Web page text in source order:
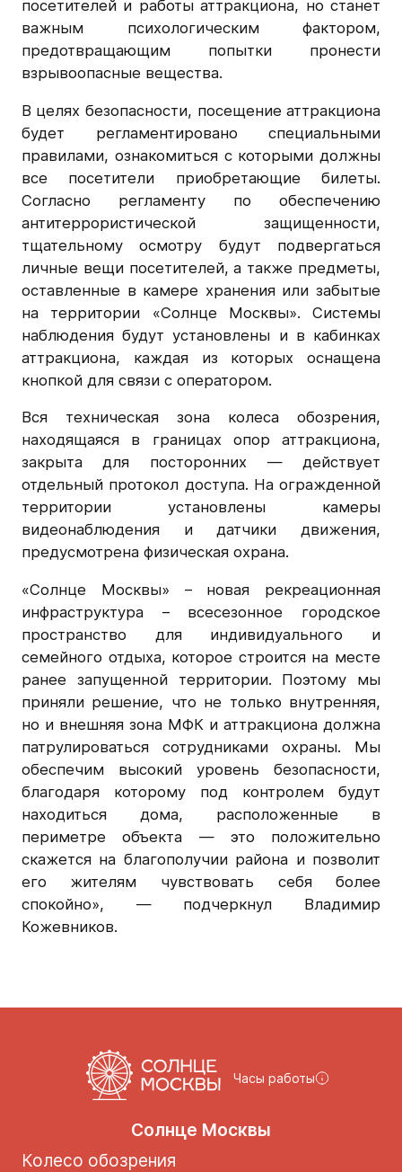
посетителей и работы аттракциона, но станет
важным психологическим фактором,
предотвращающим попытки пронести
взрывоопасные вещества.
В целях безопасности, посещение аттракциона
будет регламентировано специальными
правилами, ознакомиться с которыми должны
все посетители приобретающие билеты.
Согласно регламенту по обеспечению
антитеррористической защищенности,
тщательному осмотру будут подвергаться
личные вещи посетителей, а также предметы,
оставленные в камере хранения или забытые
на территории «Солнце Москвы». Системы
наблюдения будут установлены и в кабинках
аттракциона, каждая из которых оснащена
кнопкой для связи с оператором.
Вся техническая зона колеса обозрения,
находящаяся в границах опор аттракциона,
закрыта для посторонних — действует
отдельный протокол доступа. На огражденной
территории установлены камеры
видеонаблюдения и датчики движения,
предусмотрена физическая охрана.
«Солнце Москвы» – новая рекреационная
инфраструктура – всесезонное городское
пространство для индивидуального и
семейного отдыха, которое строится на месте
ранее запущенной территории. Поэтому мы
приняли решение, что не только внутренняя,
но и внешняя зона МФК и аттракциона должна
патрулироваться сотрудниками охраны. Мы
обеспечим высокий уровень безопасности,
благодаря которому под контролем будут
находиться дома, расположенные в
периметре объекта — это положительно
скажется на благополучии района и позволит
его жителям чувствовать себя более
спокойно», — подчеркнул Владимир
Кожевников.
Часы работы
Солнце Москвы
Колесо обозрения